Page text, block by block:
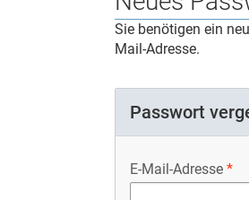
Sie benötigen ein
Mail-Adresse.
Passwort
E-Mail-Adresse